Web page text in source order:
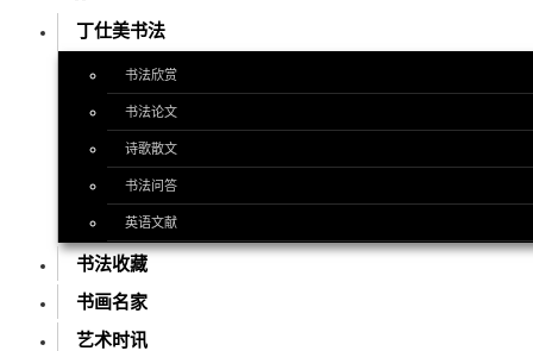
丁仕美书法
书法欣赏
书法论文
诗歌散文
书法问答
英语文献
书法收藏
书画名家
艺术时讯